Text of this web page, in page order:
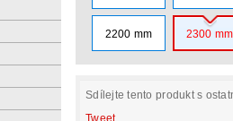
2200 mm 2300 mm
Sdílejte tento produkt s
Tweet